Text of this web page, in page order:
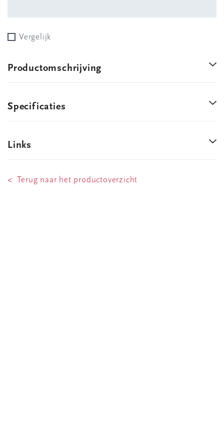
Vergelijk
Productomschrijving
Specificaties
Links
< Terug naar het productoverzicht